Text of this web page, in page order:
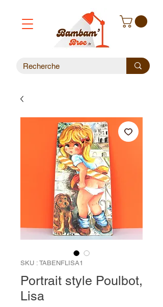
SKU : TABENFLISA1
Portrait style Poulbot,
Lisa